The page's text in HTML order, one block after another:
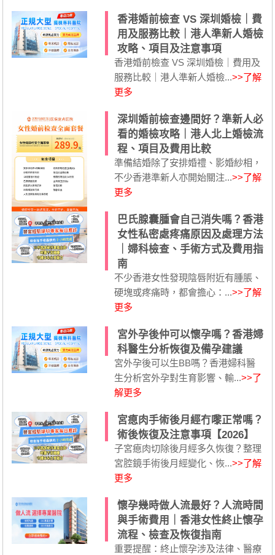
香港婚前檢查 VS 深圳婚檢｜費
用及服務比較｜港人準新人婚檢
攻略、項目及注意事項
香港婚前檢查 VS 深圳婚檢｜費用及
服務比較｜港人準新人婚檢...>>了解
更多
深圳婚前檢查邊間好？準新人必
看的婚檢攻略｜港人北上婚檢流
程、項目及費用比較
準備結婚除了安排婚禮、影婚紗相，
不少香港準新人亦開始關注...>>了解
更多
巴氏腺囊腫會自己消失嗎？香港
女性私密處疼痛原因及處理方法
｜婦科檢查、手術方式及費用指
南
不少香港女性發現陰唇附近有腫脹、
硬塊或疼痛時，都會擔心：...>>了解
更多
宮外孕後仲可以懷孕嗎？香港婦
科醫生分析恢復及備孕建議
宮外孕後可以生BB嗎？香港婦科醫
生分析宮外孕對生育影響、輸...>>了
解更多
宮瘜肉手術後月經冇嚟正常嗎？
術後恢復及注意事項【2026】
子宮瘜肉切除後月經多久恢復？整理
宮腔鏡手術後月經變化、恢...>>了解
更多
懷孕幾時做人流最好？人流時間
與手術費用｜香港女性終止懷孕
流程、檢查及恢復指南
重要提醒：終止懷孕涉及法律、醫療